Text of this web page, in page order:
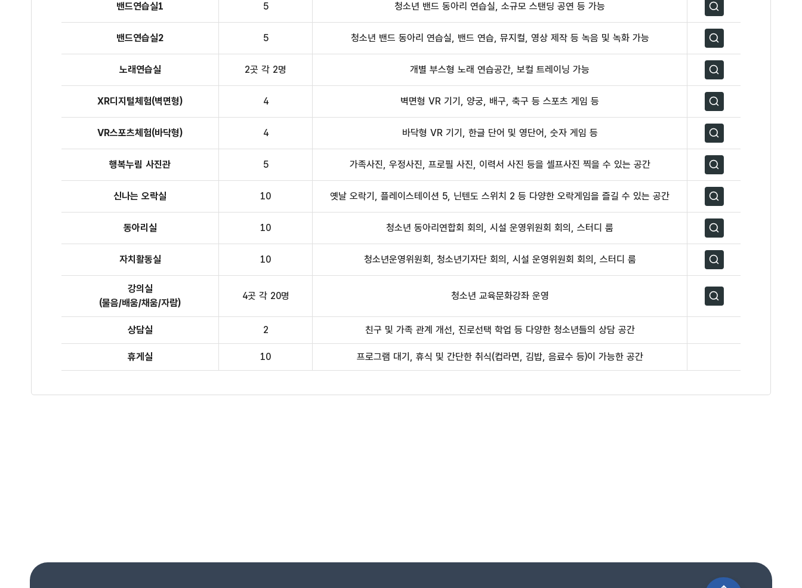
밴드연습실1 5 청소년 밴드 동아리 연습실, 소규모 스탠딩 공연 등 가능
자세히보기
밴드연습실2 5 청소년 밴드 동아리 연습실, 밴드 연습, 뮤지컬, 영상 제작 등 녹음 및 녹화 가능
자세히보기
노래연습실 2곳 각 2명 개별 부스형 노래 연습공간, 보컬 트레이닝 가능
자세히보기
XR디지털체험(벽면형) 4 벽면형 VR 기기, 양궁, 배구, 축구 등 스포츠 게임 등
자세히보기
VR스포츠체험(바닥형) 4 바닥형 VR 기기, 한글 단어 및 영단어, 숫자 게임 등
자세히보기
행복누림 사진관 5 가족사진, 우정사진, 프로필 사진, 이력서 사진 등을 셀프사진 찍을 수 있는 공간
자세히보기
신나는 오락실 10 옛날 오락기, 플레이스테이션 5, 닌텐도 스위치 2 등 다양한 오락게임을 즐길 수 있는 공간
자세히보기
동아리실 10 청소년 동아리연합회 회의, 시설 운영위원회 회의, 스터디 룸
자세히보기
자치활동실 10 청소년운영위원회, 청소년기자단 회의, 시설 운영위원회 회의, 스터디 룸
자세히보기
강의실
(물음/배움/채움/자람)
4곳 각 20명 청소년 교육문화강좌 운영
자세히보기
상담실 2 친구 및 가족 관계 개선, 진로선택 학업 등 다양한 청소년들의 상담 공간
휴게실 10 프로그램 대기, 휴식 및 간단한 취식(컵라면, 김밥, 음료수 등)이 가능한 공간